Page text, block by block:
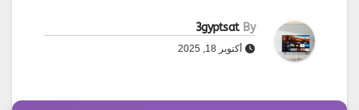
By
3gyptsat
أكتوبر 18, 2025